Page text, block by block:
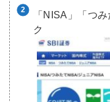
「NISA」「つ
ク